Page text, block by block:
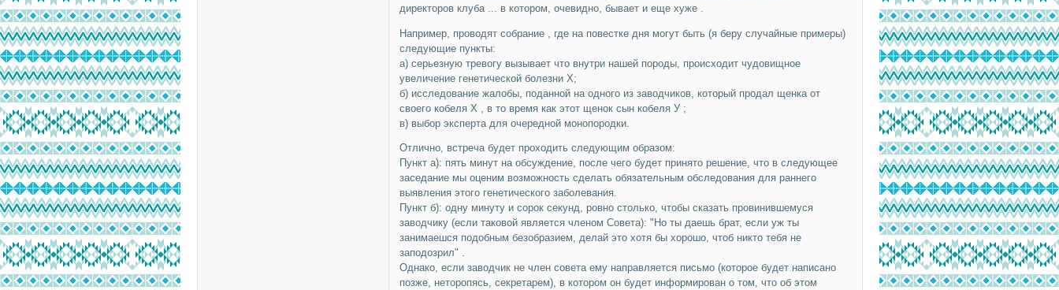
директоров клуба ... в котором, очевидно, бывает и еще хуже .
Например, проводят собрание , где на повестке дня могут быть (я беру случайные примеры)
следующие пункты:
а) серьезную тревогу вызывает что внутри нашей породы, происходит чудовищное
увеличение генетической болезни Х;
б) исследование жалобы, поданной на одного из заводчиков, который продал щенка от
своего кобеля Х , в то время как этот щенок сын кобеля У ;
в) выбор эксперта для очередной монопородки.
Отлично, встреча будет проходить следующим образом:
Пункт а): пять минут на обсуждение, после чего будет принято решение, что в следующее
заседание мы оценим возможность сделать обязательным обследования для раннего
выявления этого генетического заболевания.
Пункт б): одну минуту и сорок секунд, ровно столько, чтобы сказать провинившемуся
заводчику (если таковой является членом Совета): "Но ты даешь брат, если уж ты
занимаешся подобным безобразием, делай это хотя бы хорошо, чтоб никто тебя не
заподозрил" .
Однако, если заводчик не член совета ему направляется письмо (которое будет написано
позже, неторопясь, секретарем), в котором он будет информирован о том, что об этом